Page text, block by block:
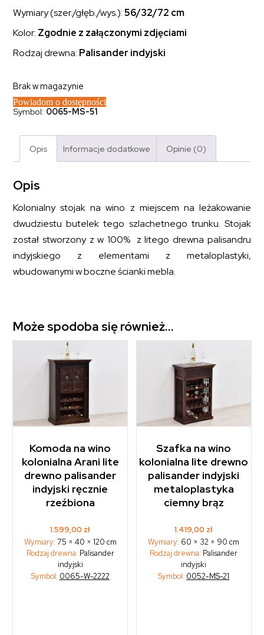
Wymiary (szer./głęb./wys.):56/32/72 cm
Kolor: Zgodnie z załączonymi zdjęciami
Rodzaj drewna: Palisander indyjski
Brak w magazynie
Powiadom o dostępności
Symbol: 0065-MS-51
Opis Informacje dodatkowe Opinie (0)
Opis
Kolonialny stojak na wino z miejscem na leżakowanie
dwudziestu butelek tego szlachetnego trunku. Stojak
został stworzony z w 100% z litego drewna palisandru
indyjskiego z elementami z metaloplastyki,
wbudowanymi w boczne ścianki mebla.
Może spodoba się również…
Komoda na wino
kolonialna Arani lite
drewno palisander
indyjski ręcznie
rzeźbiona
1.599,00 zł
Wymiary: 75 × 40 × 120 cm
Rodzaj drewna: Palisander
indyjski
Symbol: 0065-W-2222
Szafka na wino
kolonialna lite drewno
palisander indyjski
metaloplastyka
ciemny brąz
1.419,00 zł
Wymiary: 60 × 32 × 90 cm
Rodzaj drewna: Palisander
indyjski
Symbol: 0052-MS-21